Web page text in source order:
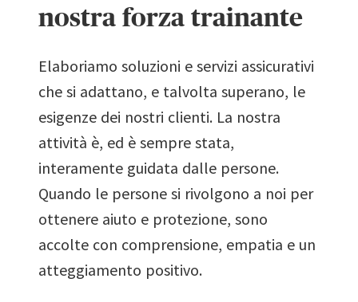
nostra forza trainante
Elaboriamo soluzioni e servizi assicurativi
che si adattano, e talvolta superano, le
esigenze dei nostri clienti. La nostra
attività è, ed è sempre stata,
interamente guidata dalle persone.
Quando le persone si rivolgono a noi per
ottenere aiuto e protezione, sono
accolte con comprensione, empatia e un
atteggiamento positivo.